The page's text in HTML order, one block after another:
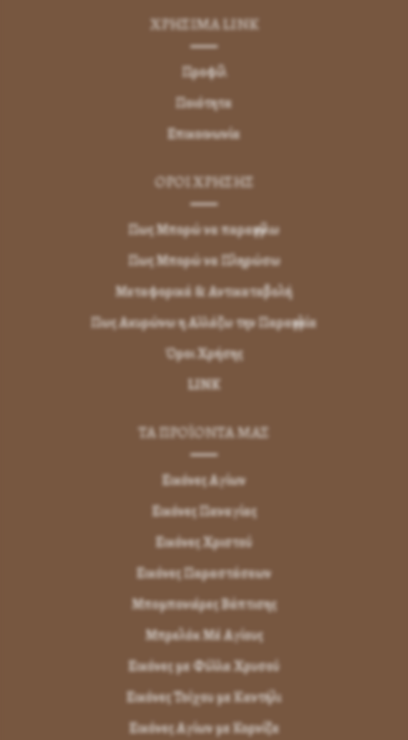
ΧΡΗΣΙΜA LINK
Προφίλ
Ποιότητα
Επικοινωνία
ΌΡΟΙ ΧΡΉΣΗΣ
Πως Μπορώ να παραγγείλω
Πως Μπορώ να Πληρώσω
Μεταφορικά & Αντικαταβολή
Πως Ακυρώνω η Αλλάζω την Παραγγελία
Όροι Χρήσης
LINK
ΤΑ ΠΡΟΪΟΝΤΑ ΜΑΣ
Εικόνες Αγίων
Εικόνες Παναγίας
Εικόνες Χριστού
Εικόνες Παραστάσεων
Μπομπονιέρες Βάπτισης
Μπρελόκ Μέ Αγίους
Εικόνες με Φύλλα Χρυσού
Εικόνες Τοίχου με Καντήλι
Εικόνες Αγίων με Κορνίζα